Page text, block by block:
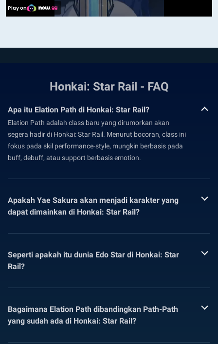
Honkai: Star Rail - FAQ
Apa itu Elation Path di Honkai: Star Rail?
Elation Path adalah class baru yang dirumorkan akan
segera hadir di Honkai: Star Rail. Menurut bocoran, class ini
fokus pada skil performance-style, mungkin berbasis pada
buff, debuff, atau support berbasis emotion.
Apakah Yae Sakura akan menjadi karakter yang
dapat dimainkan di Honkai: Star Rail?
Seperti apakah itu dunia Edo Star di Honkai: Star
Rail?
Bagaimana Elation Path dibandingkan Path-Path
yang sudah ada di Honkai: Star Rail?